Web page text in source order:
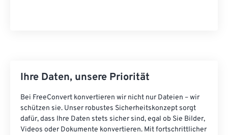
Ihre Daten, unsere Priorität
Bei FreeConvert konvertieren wir nicht nur Dateien – wir
schützen sie. Unser robustes Sicherheitskonzept sorgt
dafür, dass Ihre Daten stets sicher sind, egal ob Sie Bilder,
Videos oder Dokumente konvertieren. Mit fortschrittlicher